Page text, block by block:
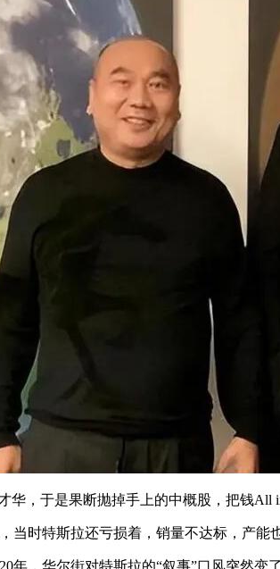
华，于是果断抛掉手上的中概股，把钱All
当时特斯拉还亏损着，销量不达标，产
年，华尔街对特斯拉的“叙事”口风突然